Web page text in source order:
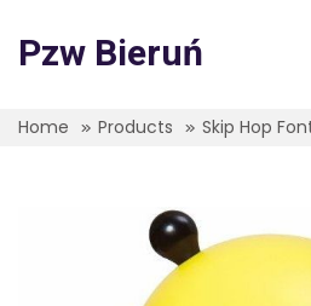
content
Pzw Bieruń
Home Products Skip Hop